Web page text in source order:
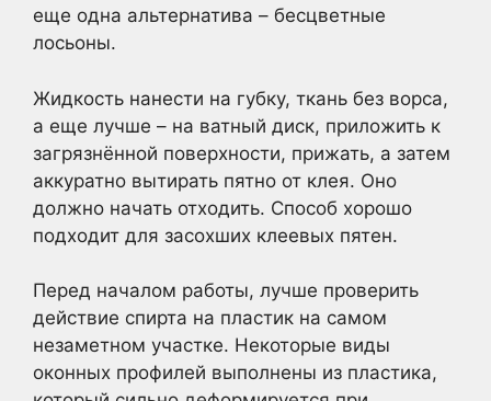
еще одна альтернатива – бесцветные
лосьоны.
Жидкость нанести на губку, ткань без ворса,
а еще лучше – на ватный диск, приложить к
загрязнённой поверхности, прижать, а затем
аккуратно вытирать пятно от клея. Оно
должно начать отходить. Способ хорошо
подходит для засохших клеевых пятен.
Перед началом работы, лучше проверить
действие спирта на пластик на самом
незаметном участке. Некоторые виды
оконных профилей выполнены из пластика,